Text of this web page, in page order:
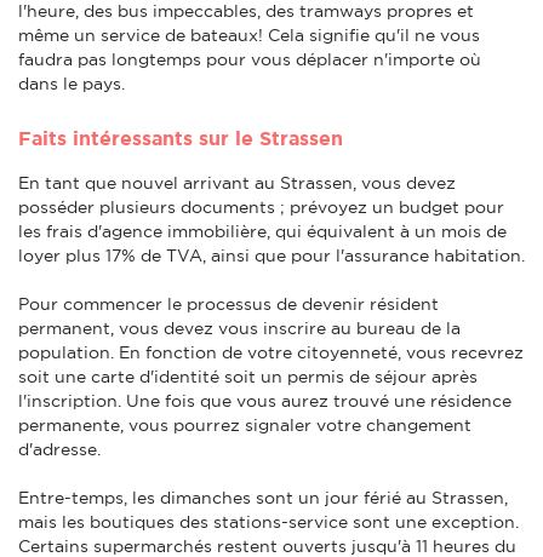
l'heure, des bus impeccables, des tramways propres et
même un service de bateaux! Cela signifie qu'il ne vous
faudra pas longtemps pour vous déplacer n'importe où
dans le pays.
Faits intéressants sur le Strassen
En tant que nouvel arrivant au Strassen, vous devez
posséder plusieurs documents ; prévoyez un budget pour
les frais d'agence immobilière, qui équivalent à un mois de
loyer plus 17% de TVA, ainsi que pour l'assurance habitation.
Pour commencer le processus de devenir résident
permanent, vous devez vous inscrire au bureau de la
population. En fonction de votre citoyenneté, vous recevrez
soit une carte d'identité soit un permis de séjour après
l'inscription. Une fois que vous aurez trouvé une résidence
permanente, vous pourrez signaler votre changement
d'adresse.
Entre-temps, les dimanches sont un jour férié au Strassen,
mais les boutiques des stations-service sont une exception.
Certains supermarchés restent ouverts jusqu'à 11 heures du